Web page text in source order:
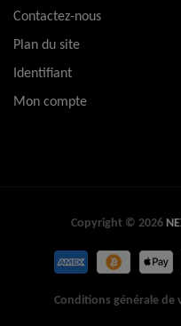
Contactez-nous
Plan du site
Identifiant
Mon compte
Copyright © 2026
Conditions générale de